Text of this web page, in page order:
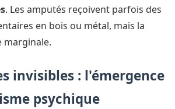
. Les amputés reçoivent parfois des
en bois ou métal, mais la
marginale.
invisibles : l'émergence
psychique